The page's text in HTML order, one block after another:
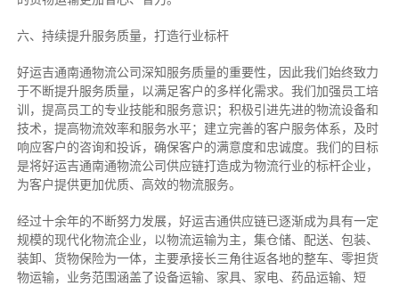
六、持续提升服务质量，打造行业标杆
好运吉通南通物流公司深知服务质量的重要性，因此我们始终致力
于不断提升服务质量，以满足客户的多样化需求。我们加强员工培
训，提高员工的专业技能和服务意识；积极引进先进的物流设备和
技术，提高物流效率和服务水平；建立完善的客户服务体系，及时
响应客户的咨询和投诉，确保客户的满意度和忠诚度。我们的目标
是将好运吉通南通物流公司供应链打造成为物流行业的标杆企业，
为客户提供更加优质、高效的物流服务。
经过十余年的不断努力发展，好运吉通供应链已逐渐成为具有一定
规模的现代化物流企业，以物流运输为主，集仓储、配送、包装、
装卸、货物保险为一体，主要承接长三角往返各地的整车、零担货
物运输，业务范围涵盖了设备运输、家具、家电、药品运输、短